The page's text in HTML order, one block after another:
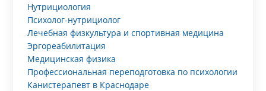
Нутрициология
Психолог-нутрициолог
Лечебная физкультура и спортивная медицина
Эргореабилитация
Медицинская физика
Профессиональная переподготовка по психологии
Канистерапевт в Краснодаре